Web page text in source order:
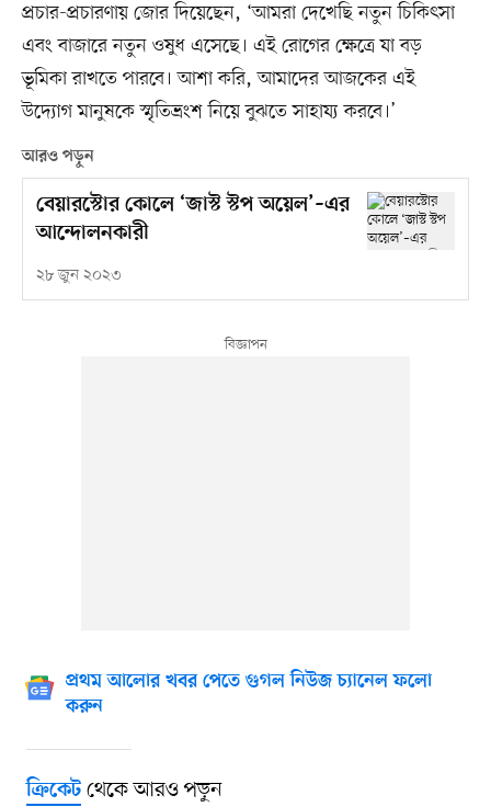
প্রচার-প্রচারণায় জোর দিয়েছেন, ‘আমরা দেখেছি নতুন চিকিৎসা
এবং বাজারে নতুন ওষুধ এসেছে। এই রোগের ক্ষেত্রে যা বড়
ভূমিকা রাখতে পারবে। আশা করি, আমাদের আজকের এই
উদ্যোগ মানুষকে স্মৃতিভ্রংশ নিয়ে বুঝতে সাহায্য করবে।’
আরও পড়ুন
বেয়ারস্টোর কোলে ‘জাস্ট স্টপ অয়েল’–এর
আন্দোলনকারী
২৮ জুন ২০২৩
প্রথম আলোর খবর পেতে গুগল নিউজ চ্যানেল ফলো
করুন
ক্রিকেটথেকে আরও পড়ুন